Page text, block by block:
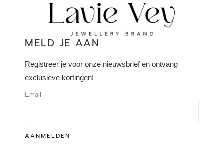
MELD JE AAN
Registreer je voor onze nieuwsbrief en ontvang
exclusieve kortingen!
Email
AANMELDEN